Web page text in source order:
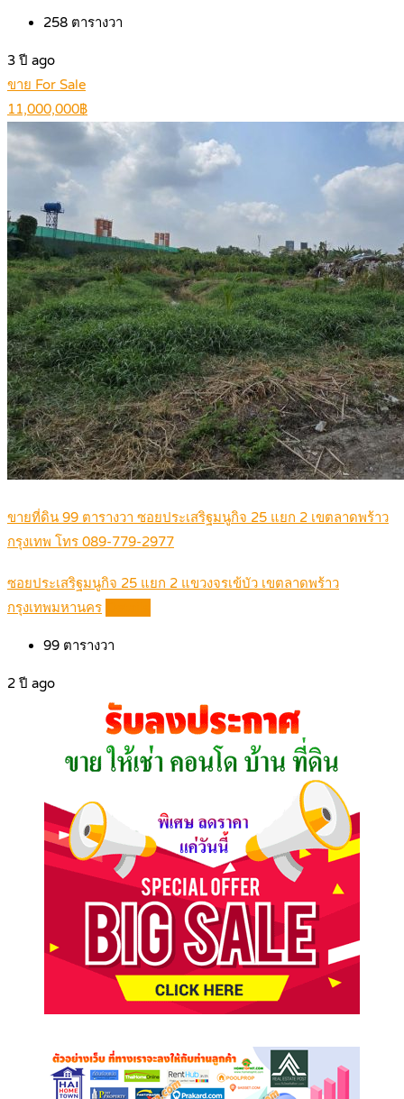
258 ตารางวา
3 ปี ago
ขาย For Sale
11,000,000฿
ขายที่ดิน 99 ตารางวา ซอยประเสริฐมนูกิจ 25 แยก 2 เขตลาดพร้าว
กรุงเทพ โทร 089-779-2977
ซอยประเสริฐมนูกิจ 25 แยก 2 แขวงจรเข้บัว เขตลาดพร้าว
กรุงเทพมหานคร
99 ตารางวา
2 ปี ago